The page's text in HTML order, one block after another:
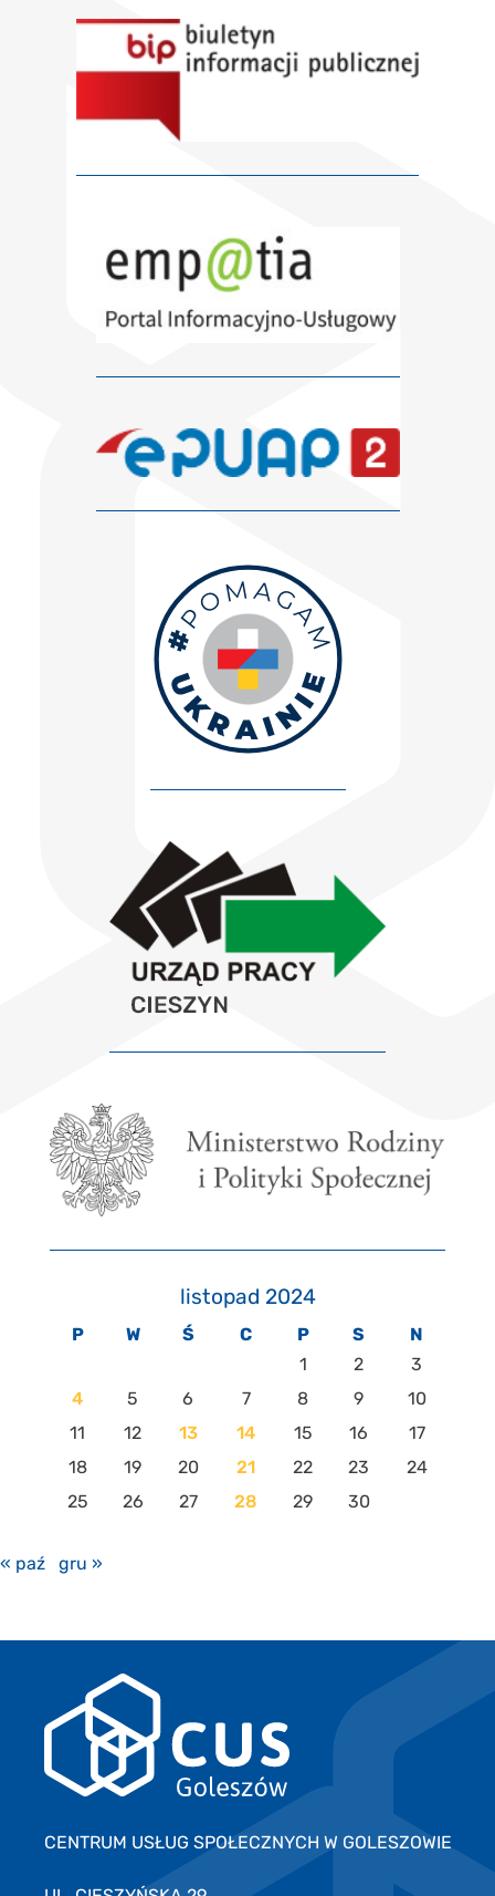
listopad 2024
P W Ś C P S
N
1
2
3
4
5 6 7 8 9
10
11
12 13 14 15 16
17
18
19 20 21 22 23
24
25
26 27 28 29 30
« paź gru »
CENTRUM USŁUG SPOŁECZNYCH W GOLESZOWIE